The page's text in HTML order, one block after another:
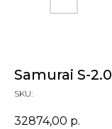
Samurai S-
SKU:
32874,00 р.